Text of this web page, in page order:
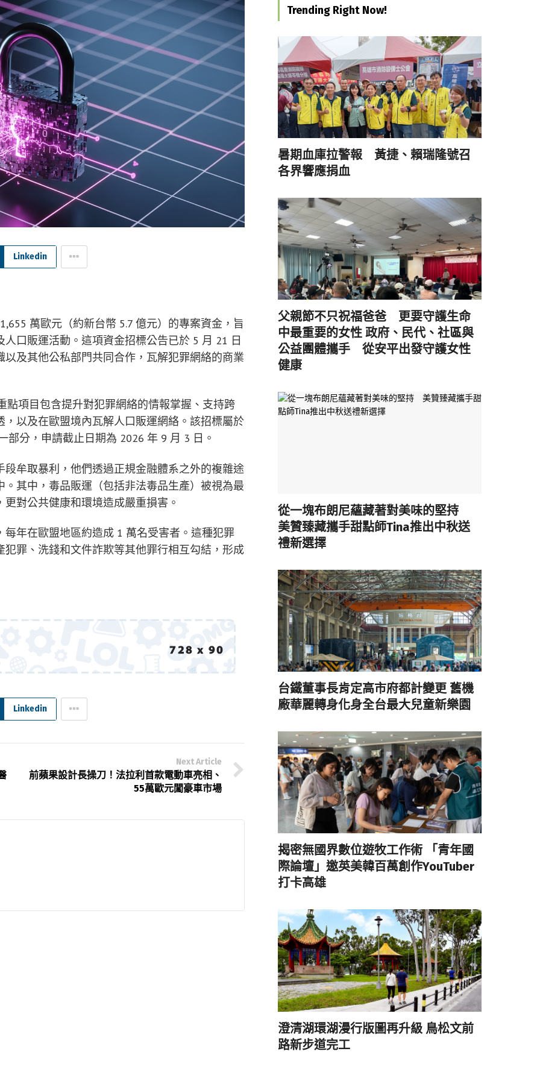
Linkedin
萬歐元（約新台幣 5.7 億元）的專案資金，旨
口販運活動。這項資金招標公告已於 5 月 21 日
及其他公私部門共同合作，瓦解犯罪網絡的商業
點項目包含提升對犯罪網絡的情報掌握、支持跨
以及在歐盟境內瓦解人口販運網絡。該招標屬於
分，申請截止日期為 2026 年 9 月 3 日。
牟取暴利，他們透過正規金融體系之外的複雜途
其中，毒品販運（包括非法毒品生產）被視為最
對公共健康和環境造成嚴重損害。
年在歐盟地區約造成 1 萬名受害者。這種犯罪
罪、洗錢和文件詐欺等其他罪行相互勾結，形成
Linkedin
Next Article
前蘋果設計長操刀！法拉利首款電動車亮相、
55萬歐元闖豪車市場
Trending Right Now!
暑期血庫拉警報 黃捷、賴瑞隆號召
各界響應捐血
父親節不只祝福爸爸 更要守護生命
中最重要的女性 政府、民代、社區與
公益團體攜手 從安平出發守護女性
健康
從一塊布朗尼蘊藏著對美味的堅持
美贊臻藏攜手甜點師Tina推出中秋送
禮新選擇
台鐵董事長肯定高市府都計變更 舊機
廠華麗轉身化身全台最大兒童新樂園
揭密無國界數位遊牧工作術 「青年國
際論壇」邀英美韓百萬創作YouTuber
打卡高雄
澄清湖環湖漫行版圖再升級 鳥松文前
路新步道完工